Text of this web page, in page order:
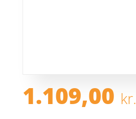
1.109,00 kr.